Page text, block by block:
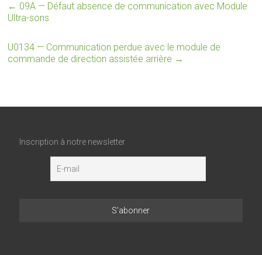
← 09A — Défaut absence de communication avec Module
Ultra-sons
U0134 — Communication perdue avec le module de
commande de direction assistée arrière →
Inscription à notre newsletter